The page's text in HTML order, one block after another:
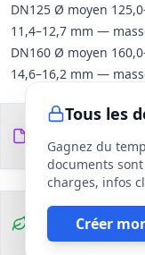
DN125 Ø moyen
11,4–12,7 mm —
DN160 Ø moyen
14,6–16,2 mm —
SDR 17,6 — ép.
≈ 7,150 kg/m.
Marquages et
Marquage/liseré :
pour MPB, double
MPC ; marquages
forme (couronne/
Tous les
Gagnez du
documents sont
charges, infos
Créer
Documents du
DCE
Clauses